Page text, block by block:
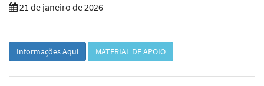
21 de janeiro de 2026
Informações Aqui MATERIAL DE APOIO